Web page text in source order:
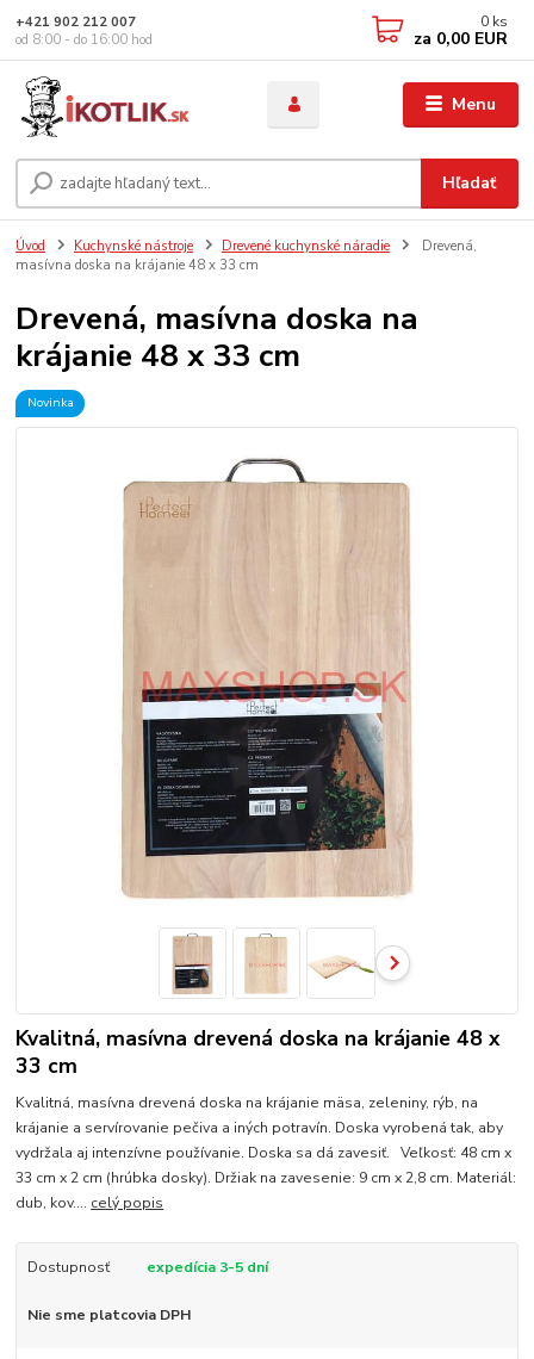
Menu
Hľadať
+421 902 212 007
od 8:00 - do 16:00 hod
0 ks
za 0,00 EUR
Úvod Kuchynské nástroje Drevené kuchynské náradie
Drevená,
masívna doska na krájanie 48 x 33 cm
Drevená, masívna doska na
krájanie 48 x 33 cm
Novinka
Kvalitná, masívna drevená doska na krájanie 48 x
33 cm
Kvalitná, masívna drevená doska na krájanie mäsa, zeleniny, rýb, na
krájanie a servírovanie pečiva a iných potravín. Doska vyrobená tak, aby
vydržala aj intenzívne používanie. Doska sa dá zavesiť. Veľkosť: 48 cm x
33 cm x 2 cm (hrúbka dosky). Držiak na zavesenie: 9 cm x 2,8 cm. Materiál:
dub, kov.... celý popis
Dostupnosť expedícia 3-5 dní
Nie sme platcovia DPH